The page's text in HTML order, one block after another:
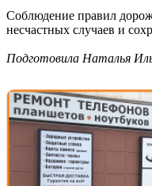
Соблюдение правил
несчастных случаев и
Подготовила Наталья